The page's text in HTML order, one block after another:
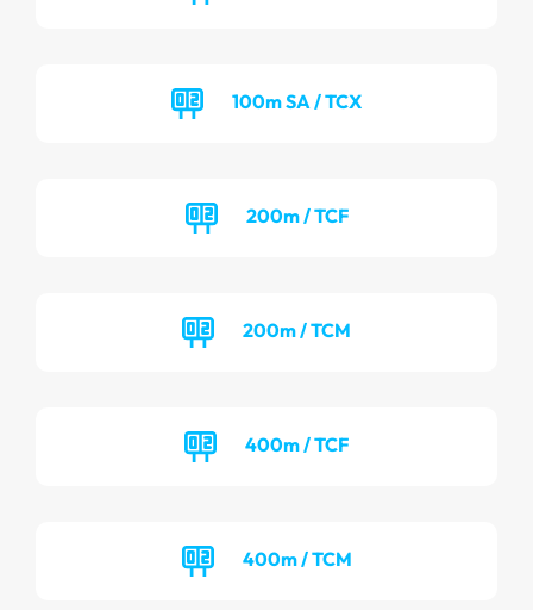
100m SA / TCX
200m / TCF
200m / TCM
400m / TCF
400m / TCM